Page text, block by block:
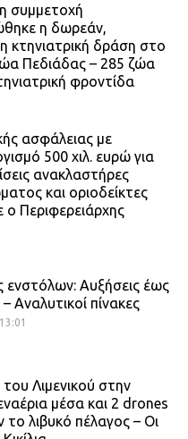
συμμετοχή
η δωρεάν,
κτηνιατρική δράση στο
Πεδιάδας – 285 ζώα
φροντίδα
ασφάλειας με
500 χιλ. ευρώ για
ανακλαστήρες
και οριοδείκτες
ο Περιφερειάρχης
ενστόλων: Αυξήσεις έως
Αναλυτικοί πίνακες
Λιμενικού στην
μέσα και 2 drones
το λιβυκό πέλαγος – Οι